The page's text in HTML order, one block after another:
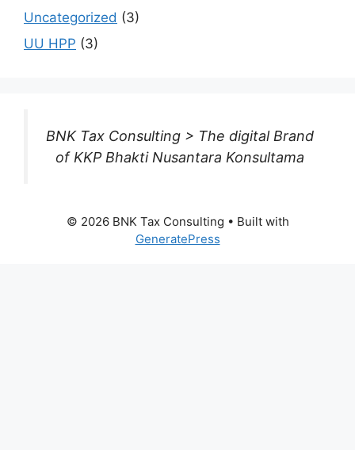
Uncategorized (3)
UU HPP (3)
BNK Tax Consulting > The digital Brand
of KKP Bhakti Nusantara Konsultama
© 2026 BNK Tax Consulting • Built with
GeneratePress